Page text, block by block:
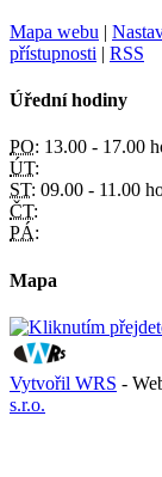
Mapa webu |
přístupnosti | RSS
Úřední hodiny
PO: 13.00 - 17.00
ÚT:
ST: 09.00 - 11.00
ČT:
PÁ:
Mapa
Vytvořil WRS -
s.r.o.